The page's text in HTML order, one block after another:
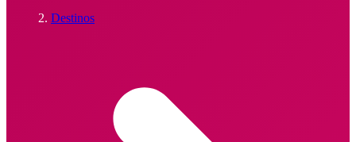
Destinos